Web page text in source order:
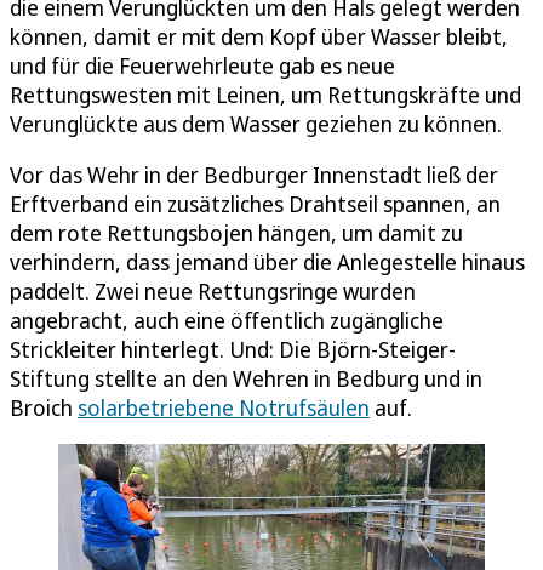
die einem Verunglückten um den Hals gelegt werden
können, damit er mit dem Kopf über Wasser bleibt,
und für die Feuerwehrleute gab es neue
Rettungswesten mit Leinen, um Rettungskräfte und
Verunglückte aus dem Wasser geziehen zu können.
Vor das Wehr in der Bedburger Innenstadt ließ der
Erftverband ein zusätzliches Drahtseil spannen, an
dem rote Rettungsbojen hängen, um damit zu
verhindern, dass jemand über die Anlegestelle hinaus
paddelt. Zwei neue Rettungsringe wurden
angebracht, auch eine öffentlich zugängliche
Strickleiter hinterlegt. Und: Die Björn-Steiger-
Stiftung stellte an den Wehren in Bedburg und in
Broich solarbetriebene Notrufsäulen auf.